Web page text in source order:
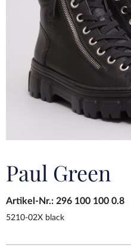
Paul Green
Artikel-Nr.: 296 100 100 0.8
5210-02X black